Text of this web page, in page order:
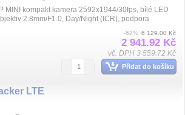
MINI kompakt kamera 2592x1944/30fps, bílé LED
2.8mm/F1.0, Day/Night (ICR), podpora
-52% 6 129.00 Kč
2 941.92 Kč
vč. DPH 3 559.72 Kč
Přidat do košíku
LTE